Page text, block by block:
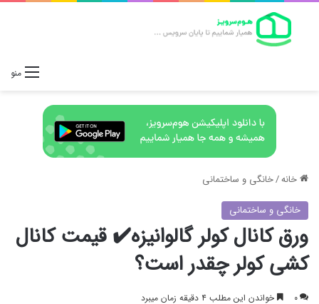
منو
خانه/خانگی و ساختمانی
خانگی و ساختمانی
ورق کانال کولر گالوانیزه✔️ قیمت کانال
کشی کولر چقدر است؟
۰ خواندن این مطلب ۴ دقیقه زمان میبرد